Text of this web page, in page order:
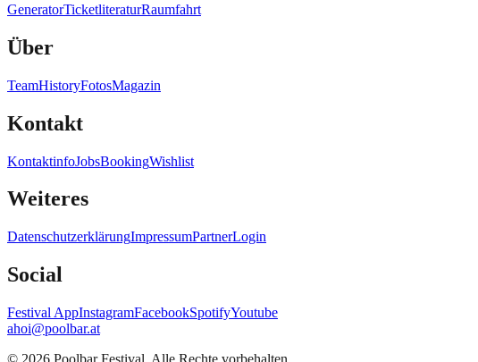
GeneratorTicketliteraturRaumfahrt
Über
TeamHistoryFotosMagazin
Kontakt
KontaktinfoJobsBookingWishlist
Weiteres
DatenschutzerklärungImpressumPartnerLogin
Social
Festival AppInstagramFacebookSpotifyYoutube
ahoi@poolbar.at